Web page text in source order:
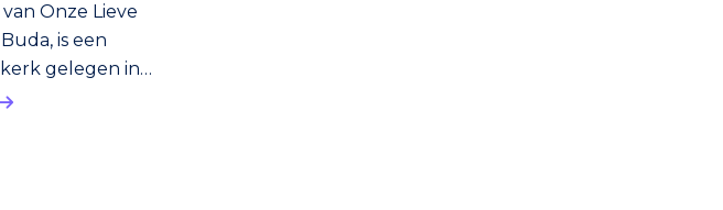
Onze Lieve
is een
gelegen in
is een van de